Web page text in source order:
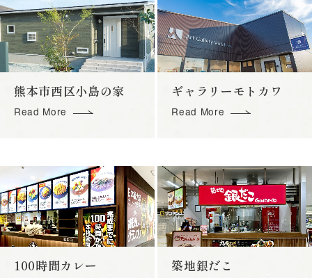
熊本市西区小島の家
Read More
ギャラリーモトカワ
Read More
100時間カレー 築地銀だこ